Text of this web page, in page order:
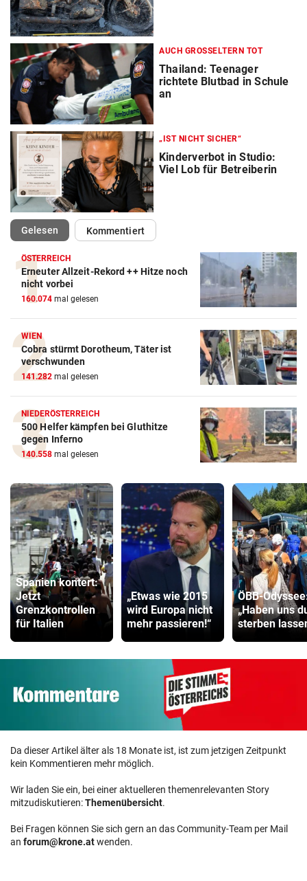
AUCH GROSSELTERN TOT
Thailand: Teenager
richtete Blutbad in Schule
an
„IST NICHT SICHER“
Kinderverbot in Studio:
Viel Lob für Betreiberin
Gelesen(ausgewählt)Kommentiert
ÖSTERREICH
Erneuter Allzeit-Rekord ++ Hitze noch
nicht vorbei
160.074 mal gelesen
WIEN
Cobra stürmt Dorotheum, Täter ist
verschwunden
141.282 mal gelesen
NIEDERÖSTERREICH
500 Helfer kämpfen bei Gluthitze
gegen Inferno
140.558 mal gelesen
Spanien kontert:
Jetzt
Grenzkontrollen
für Italien
„Etwas wie 2015
wird Europa nicht
mehr passieren!“
ÖBB-
„Haben uns
sterben
Da dieser Artikel älter als 18 Monate ist, ist zum jetzigen Zeitpunkt
kein Kommentieren mehr möglich.
Wir laden Sie ein, bei einer aktuelleren themenrelevanten Story
mitzudiskutieren:Themenübersicht.
Bei Fragen können Sie sich gern an das Community-Team per Mail
an forum@krone.atwenden.